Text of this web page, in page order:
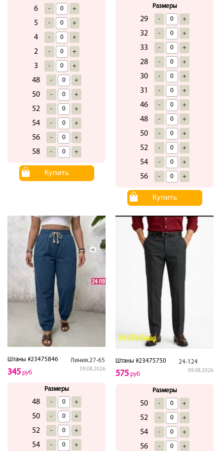
6 - +
5 - +
4 - +
2 - +
3 - +
48 - +
50 - +
52 - +
54 - +
56 - +
58 - +
Купить
Размеры
29 - +
32 - +
33 - +
28 - +
30 - +
31 - +
46 - +
48 - +
50 - +
52 - +
54 - +
56 - +
Купить
Штаны #23475846 Линия.27-65
09.08.2026
345 руб
Размеры
48 - +
50 - +
52 - +
54 - +
Штаны #23475750 24-124
09.08.2026
575 руб
Размеры
50 - +
52 - +
54 - +
56 - +